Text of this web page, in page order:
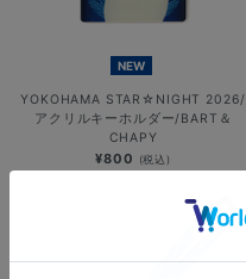
NEW
YOKOHAMA STAR☆NIGHT 2026/
アクリルキーホルダー/BART＆
CHAPY
¥800 (税込)